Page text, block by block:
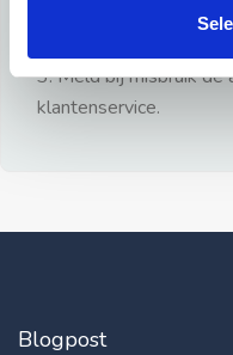
3: Meld bij misbruik de
klantenservice.
Blogpost